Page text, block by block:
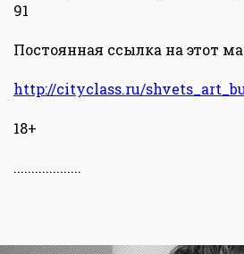
91
Постоянная ссылка на этот
http://cityclass.ru/
18+
...................